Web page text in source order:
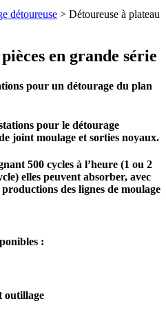
détoureuse > Détoureuse à plateau
en grande série
pour un détourage du plan
pour le détourage
joint moulage et sorties noyaux.
500 cycles à l’heure (1 ou 2
elles peuvent absorber, avec
des lignes de moulage
:
outillage